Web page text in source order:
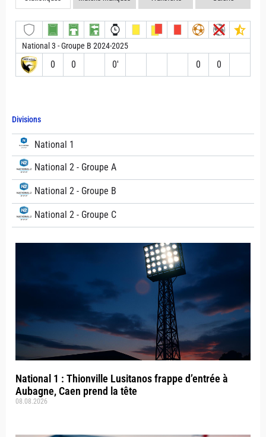
Divisions
National 1
National 2 - Groupe A
National 2 - Groupe B
National 2 - Groupe C
National 1 : Thionville Lusitanos frappe d’entrée à
Aubagne, Caen prend la tête
08.08.2026
National 3 - Groupe B 2024-2025
0 0 0′ 0 0